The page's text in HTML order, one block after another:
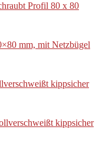
Profil 80 x 80
mm, mit Netzbügel
kippsicher
kippsicher